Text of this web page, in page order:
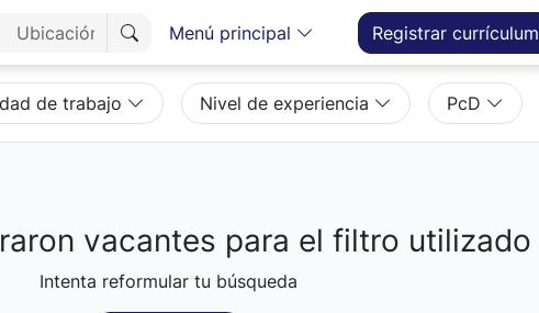
Menú principal Registrar currículum
de trabajo Nivel de experiencia PcD
vacantes para el filtro utilizado
Intenta reformular tu búsqueda